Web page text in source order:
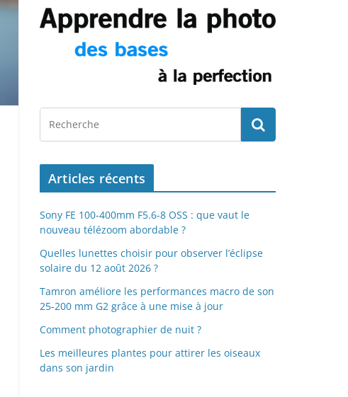
Articles récents
Sony FE 100-400mm F5.6-8 OSS : que vaut le
nouveau télézoom abordable ?
Quelles lunettes choisir pour observer l’éclipse
solaire du 12 août 2026 ?
Tamron améliore les performances macro de son
25-200 mm G2 grâce à une mise à jour
Comment photographier de nuit ?
Les meilleures plantes pour attirer les oiseaux
dans son jardin